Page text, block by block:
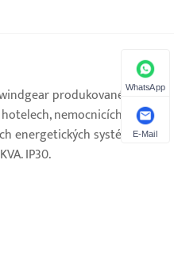
produkované Kexun
nemocnicích,
energetických systémech s
IP30.
WhatsApp
E-Mail